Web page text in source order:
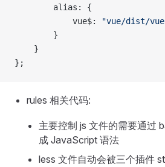
        alias: {
            vue$:
"vue/dist/
        }
    }
};
rules 相关代码:
主要控制 js 文件的需要通过
成 JavaScript 语法
less 文件自动会被三个插件